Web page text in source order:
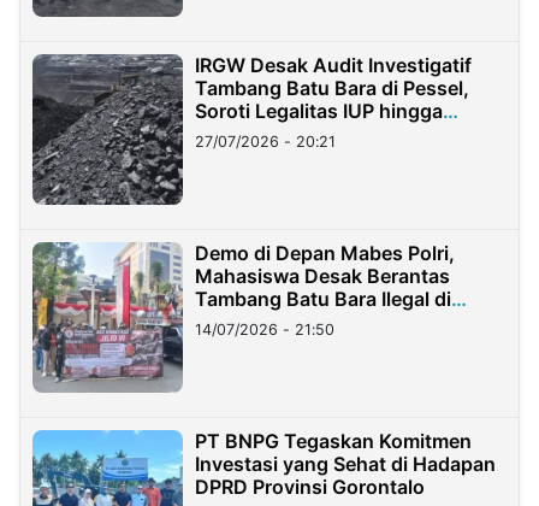
IRGW Desak Audit Investigatif
Tambang Batu Bara di Pessel,
Soroti Legalitas IUP hingga
Stockpile
27/07/2026 - 20:21
Demo di Depan Mabes Polri,
Mahasiswa Desak Berantas
Tambang Batu Bara Ilegal di
Lampung
14/07/2026 - 21:50
PT BNPG Tegaskan Komitmen
Investasi yang Sehat di Hadapan
DPRD Provinsi Gorontalo